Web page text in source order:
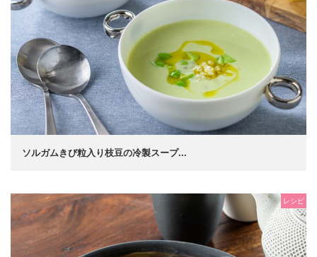
ソルガムきび粒入り枝豆の冷製スープ...
レシピ